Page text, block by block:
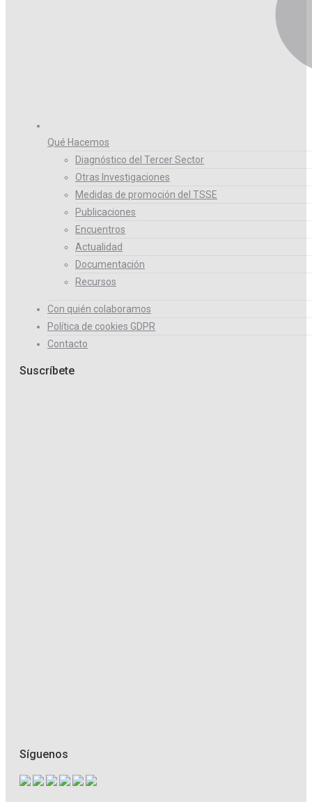
Qué Hacemos
Diagnóstico del Tercer Sector
Otras Investigaciones
Medidas de promoción del TSSE
Publicaciones
Encuentros
Actualidad
Documentación
Recursos
Con quién colaboramos
Política de cookies GDPR
Contacto
Suscríbete
Síguenos